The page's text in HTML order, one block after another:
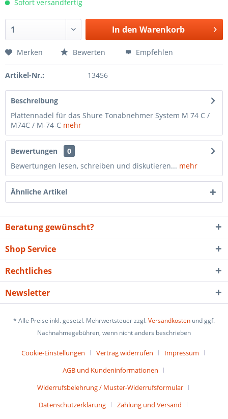
Sofort versandfertig
In den Warenkorb
Merken Bewerten Empfehlen
Artikel-Nr.: 13456
Beschreibung
Plattennadel für das Shure Tonabnehmer System M 74 C /
M74C / M-74-C mehr
Bewertungen
0
Bewertungen lesen, schreiben und diskutieren... mehr
Ähnliche Artikel
Beratung gewünscht?
Shop Service
Rechtliches
Newsletter
* Alle Preise inkl. gesetzl. Mehrwertsteuer zzgl.Versandkosten und ggf.
Nachnahmegebühren, wenn nicht anders beschrieben
Cookie-Einstellungen Vertrag widerrufen
Impressum
AGB und Kundeninformationen
Widerrufsbelehrung / Muster-Widerrufsformular
Datenschutzerklärung
Zahlung und Versand